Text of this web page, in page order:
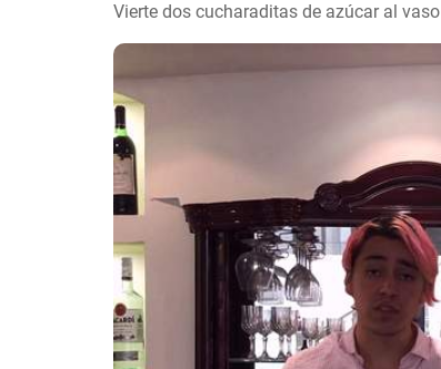
Vierte dos cucharaditas de azúcar al vaso